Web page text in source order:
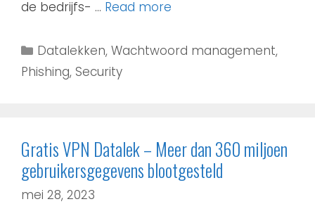
de bedrijfs- … Read more
Datalekken,Wachtwoord management,
Phishing, Security
Gratis VPN Datalek – Meer dan 360 miljoen
gebruikersgegevens blootgesteld
mei 28, 2023